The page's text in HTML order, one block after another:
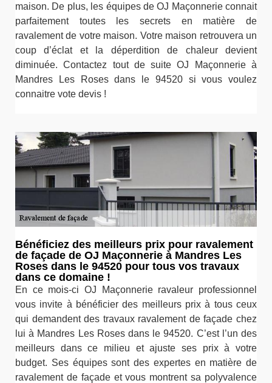
maison. De plus, les équipes de OJ Maçonnerie connait
parfaitement toutes les secrets en matière de
ravalement de votre maison. Votre maison retrouvera un
coup d’éclat et la déperdition de chaleur devient
diminuée. Contactez tout de suite OJ Maçonnerie à
Mandres Les Roses dans le 94520 si vous voulez
connaitre vote devis !
Bénéficiez des meilleurs prix pour ravalement
de façade de OJ Maçonnerie à Mandres Les
Roses dans le 94520 pour tous vos travaux
dans ce domaine !
En ce mois-ci OJ Maçonnerie ravaleur professionnel
vous invite à bénéficier des meilleurs prix à tous ceux
qui demandent des travaux ravalement de façade chez
lui à Mandres Les Roses dans le 94520. C’est l’un des
meilleurs dans ce milieu et ajuste ses prix à votre
budget. Ses équipes sont des expertes en matière de
ravalement de façade et vous montrent sa polyvalence